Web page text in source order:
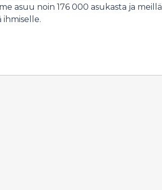
asuu noin 176 000 asukasta ja meillä